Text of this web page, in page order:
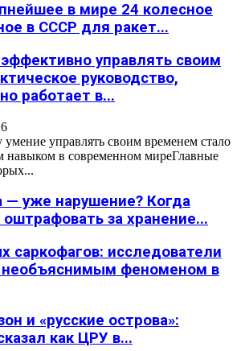
в мире 24 колесное
в СССР для ракет...
управлять своим
руководство,
работает в...
управлять своим временем стало
навыком в современном миреГлавные
— уже нарушение? Когда
за хранение...
саркофагов: исследователи
необъяснимым феноменом в
и «русские острова»:
как ЦРУ в...